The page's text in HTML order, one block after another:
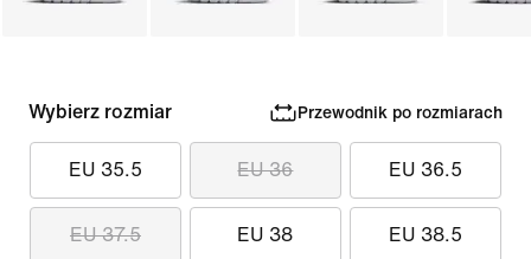
Wybierz rozmiar Przewodnik po rozmiarach
EU 35.5 EU 36 EU 36.5
EU 37.5 EU 38 EU 38.5